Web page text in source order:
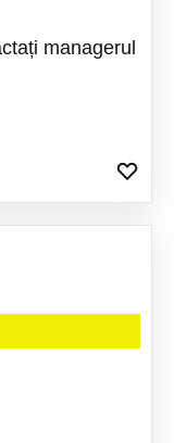
managerul